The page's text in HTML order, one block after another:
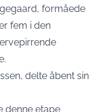
formåede
fem i den
delte åbent sin
denne etape